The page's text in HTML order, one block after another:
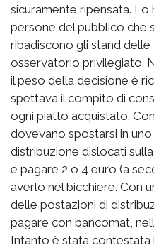
sicuramente ripensata.
persone del pubblico che
ribadiscono gli stand
osservatorio privilegiato.
il peso della decisione è
spettava il compito di
ogni piatto acquistato.
dovevano spostarsi in
distribuzione dislocati
e pagare 2 o 4 euro (a
averlo nel bicchiere. Con
delle postazioni di
pagare con bancomat,
Intanto è stata contestata